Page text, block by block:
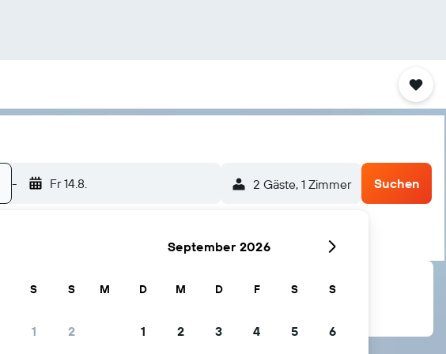
- Fr 14.8. 2 Gäste, 1 Zimmer Suchen
S S
1 2
September 2026
M D M D F S S
1 2 3 4 5 6